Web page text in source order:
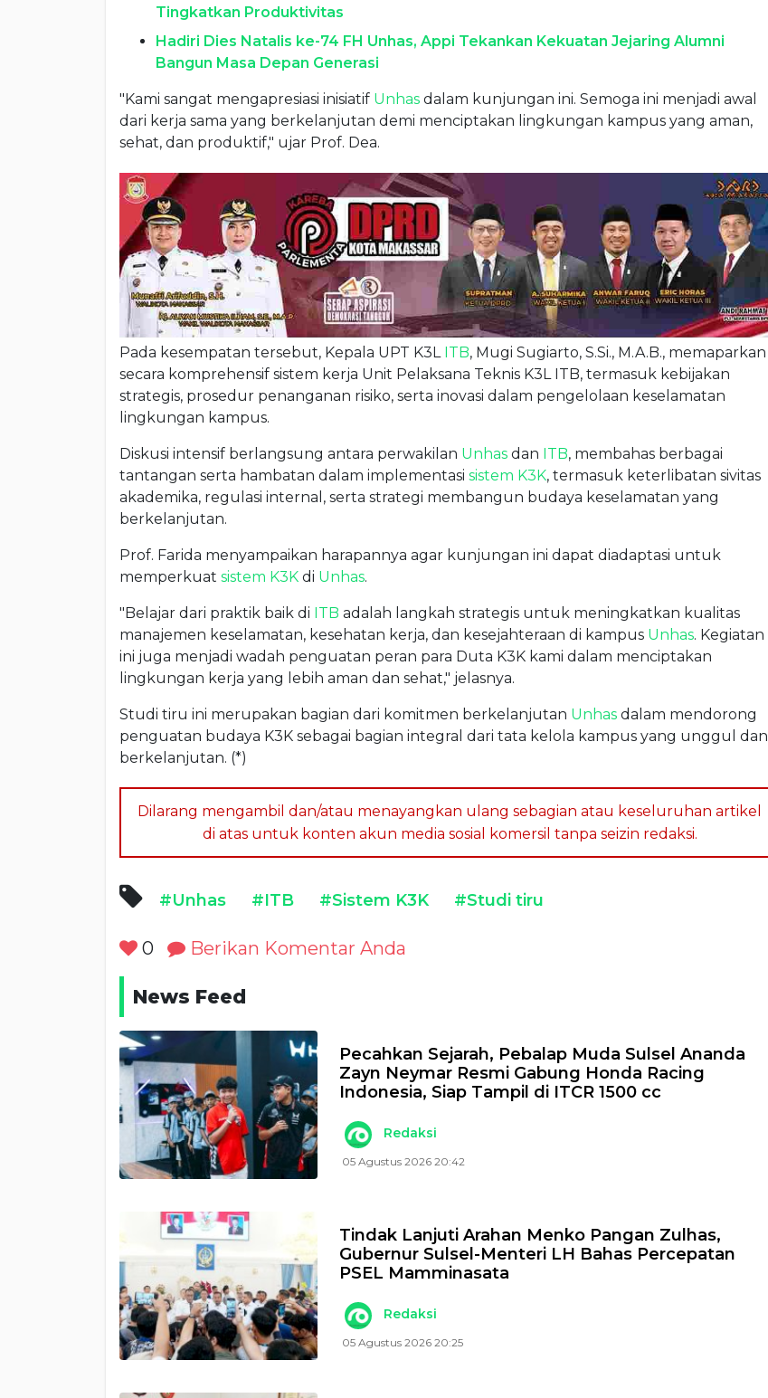
Tingkatkan Produktivitas
Hadiri Dies Natalis ke-74 FH Unhas, Appi Tekankan Kekuatan Jejaring Alumni
Bangun Masa Depan Generasi
"Kami sangat mengapresiasi inisiatif Unhas dalam kunjungan ini. Semoga ini menjadi awal
dari kerja sama yang berkelanjutan demi menciptakan lingkungan kampus yang aman,
sehat, dan produktif," ujar Prof. Dea.
Pada kesempatan tersebut, Kepala UPT K3L ITB, Mugi Sugiarto, S.Si., M.A.B., memaparkan
secara komprehensif sistem kerja Unit Pelaksana Teknis K3L ITB, termasuk kebijakan
strategis, prosedur penanganan risiko, serta inovasi dalam pengelolaan keselamatan
lingkungan kampus.
Diskusi intensif berlangsung antara perwakilan Unhas dan ITB, membahas berbagai
tantangan serta hambatan dalam implementasi sistem K3K, termasuk keterlibatan sivitas
akademika, regulasi internal, serta strategi membangun budaya keselamatan yang
berkelanjutan.
Prof. Farida menyampaikan harapannya agar kunjungan ini dapat diadaptasi untuk
memperkuat sistem K3K di Unhas.
"Belajar dari praktik baik di ITB adalah langkah strategis untuk meningkatkan kualitas
manajemen keselamatan, kesehatan kerja, dan kesejahteraan di kampus Unhas. Kegiatan
ini juga menjadi wadah penguatan peran para Duta K3K kami dalam menciptakan
lingkungan kerja yang lebih aman dan sehat," jelasnya.
Studi tiru ini merupakan bagian dari komitmen berkelanjutan Unhas dalam mendorong
penguatan budaya K3K sebagai bagian integral dari tata kelola kampus yang unggul dan
berkelanjutan. (*)
Dilarang mengambil dan/atau menayangkan ulang sebagian atau keseluruhan artikel
di atas untuk konten akun media sosial komersil tanpa seizin redaksi.
#Unhas #ITB #Sistem K3K #Studi tiru
0 Berikan Komentar Anda
News Feed
Pecahkan Sejarah, Pebalap Muda Sulsel Ananda
Zayn Neymar Resmi Gabung Honda Racing
Indonesia, Siap Tampil di ITCR 1500 cc
Redaksi
05 Agustus 2026 20:42
Tindak Lanjuti Arahan Menko Pangan Zulhas,
Gubernur Sulsel-Menteri LH Bahas Percepatan
PSEL Mamminasata
Redaksi
05 Agustus 2026 20:25